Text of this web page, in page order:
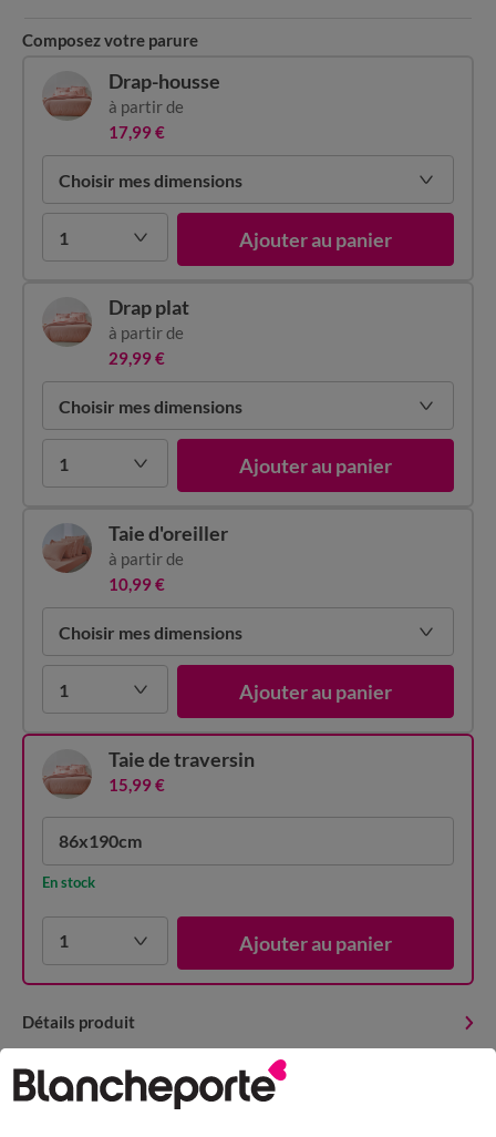
Composez votre parure
Choisir mes dimensions
1 Ajouter au panier
Drap-housse
à partir de
17,99 €
Choisir mes dimensions
1 Ajouter au panier
Drap plat
à partir de
29,99 €
Choisir mes dimensions
1 Ajouter au panier
Taie d'oreiller
à partir de
10,99 €
86x190cm
En stock
1 Ajouter au panier
Taie de traversin
15,99 €
Détails produit
Conseils entretien